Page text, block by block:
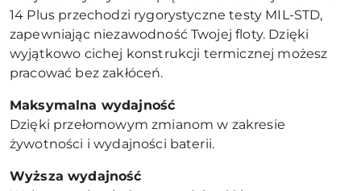
14 Plus przechodzi rygorystyczne testy MIL-STD,
zapewniając niezawodność Twojej floty. Dzięki
wyjątkowo cichej konstrukcji termicznej możesz
pracować bez zakłóceń.
Maksymalna wydajność
Dzięki przełomowym zmianom w zakresie
żywotności i wydajności baterii.
Wyższa wydajność